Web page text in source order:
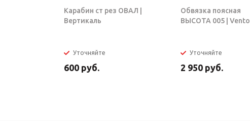
Карабин ст рез ОВАЛ |
Вертикаль
Уточняйте
600 руб.
Обвязка поясная
ВЫСОТА 005 | Vento
Уточняйте
2 950 руб.